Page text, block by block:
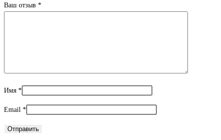
Ваш отзыв *
Имя *
Email *